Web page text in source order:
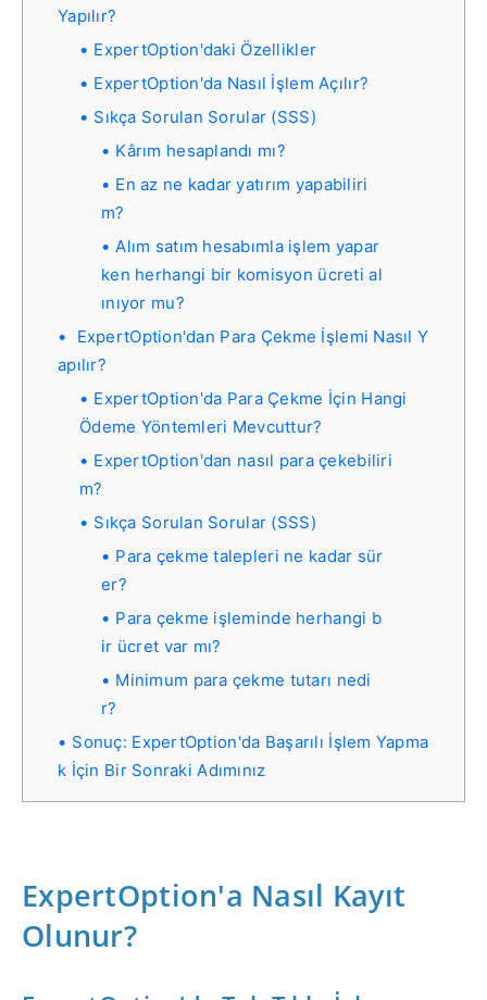
Yapılır?
ExpertOption'daki Özellikler
ExpertOption'da Nasıl İşlem Açılır?
Sıkça Sorulan Sorular (SSS)
Kârım hesaplandı mı?
En az ne kadar yatırım yapabiliri
m?
Alım satım hesabımla işlem yapar
ken herhangi bir komisyon ücreti al
ınıyor mu?
ExpertOption'dan Para Çekme İşlemi Nasıl Y
apılır?
ExpertOption'da Para Çekme İçin Hangi
Ödeme Yöntemleri Mevcuttur?
ExpertOption'dan nasıl para çekebiliri
m?
Sıkça Sorulan Sorular (SSS)
Para çekme talepleri ne kadar sür
er?
Para çekme işleminde herhangi b
ir ücret var mı?
Minimum para çekme tutarı nedi
r?
Sonuç: ExpertOption'da Başarılı İşlem Yapma
k İçin Bir Sonraki Adımınız
ExpertOption'a Nasıl Kayıt
Olunur?